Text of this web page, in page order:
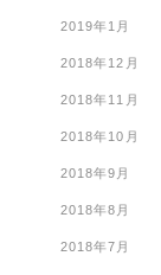
2019年1月
2018年12月
2018年11月
2018年10月
2018年9月
2018年8月
2018年7月